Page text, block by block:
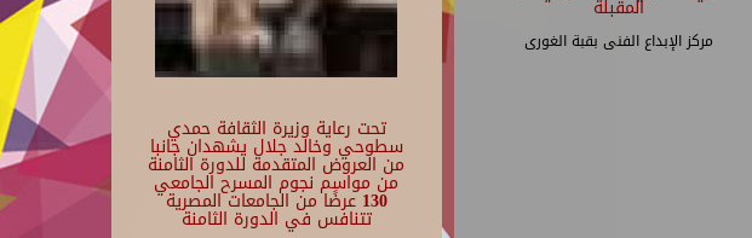
تحت رعاية وزيرة الثقافة حمدي
سطوحي وخالد جلال يشهدان جانبا
من العروض المتقدمة للدورة الثامنة
من مواسم نجوم المسرح الجامعي
130 عرضًا من الجامعات المصرية
تتنافس في الدورة الثامنة
المقبلة
مركز الإبداع الفنى بقبة الغورى